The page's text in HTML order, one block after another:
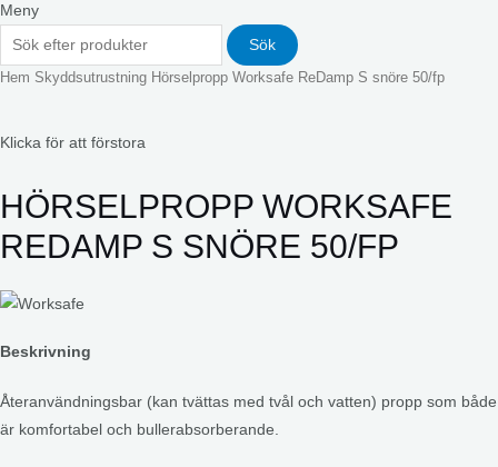
Meny
Sök
Hem Skyddsutrustning Hörselpropp Worksafe ReDamp S snöre 50/fp
Klicka för att förstora
HÖRSELPROPP WORKSAFE
REDAMP S SNÖRE 50/FP
Beskrivning
Återanvändningsbar (kan tvättas med tvål och vatten) propp som både
är komfortabel och bullerabsorberande.